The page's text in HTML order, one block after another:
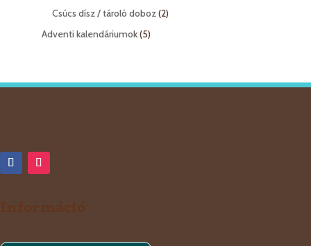
termék
Csúcs dísz / tároló doboz 22
Adventi kalendáriumok 55
Információ